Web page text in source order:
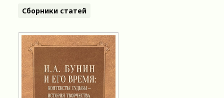
Сборники статей